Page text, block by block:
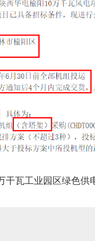
瓦工业园区绿色供